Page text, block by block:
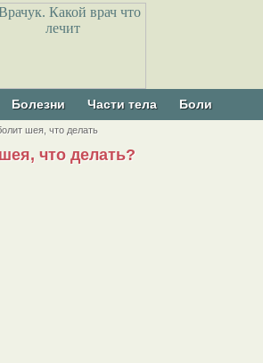
Болезни Части тела Боли
шея, что делать
что делать?